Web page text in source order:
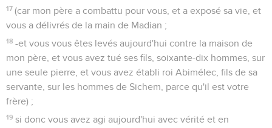
17 (car mon père a combattu pour vous, et a exposé sa vie, et
vous a délivrés de la main de Madian ;
18 -et vous vous êtes levés aujourd'hui contre la maison de
mon père, et vous avez tué ses fils, soixante-dix hommes, sur
une seule pierre, et vous avez établi roi Abimélec, fils de sa
servante, sur les hommes de Sichem, parce qu'il est votre
frère) ;
19 si donc vous avez agi aujourd'hui avec vérité et en